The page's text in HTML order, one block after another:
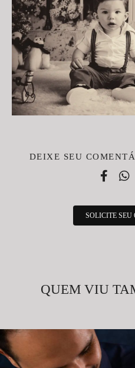
DEIXE SEU
SOLICITE SEU
QUEM VIU